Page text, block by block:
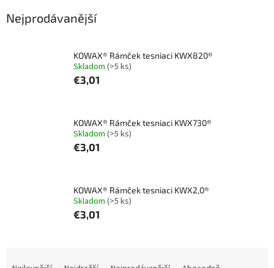
Nejprodávanější
KOWAX® Rámček tesniaci KWX820®
Skladom (>5 ks)
€3,01
KOWAX® Rámček tesniaci KWX730®
Skladom (>5 ks)
€3,01
KOWAX® Rámček tesniaci KWX2,0®
Skladom (>5 ks)
€3,01